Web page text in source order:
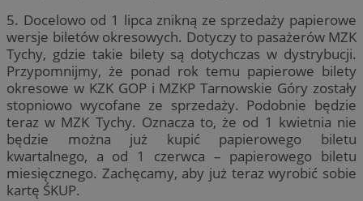
5. Docelowo od 1 lipca znikną ze sprzedaży papierowe
wersje biletów okresowych. Dotyczy to pasażerów MZK
Tychy, gdzie takie bilety są dotychczas w dystrybucji.
Przypomnijmy, że ponad rok temu papierowe bilety
okresowe w KZK GOP i MZKP Tarnowskie Góry zostały
stopniowo wycofane ze sprzedaży. Podobnie będzie
teraz w MZK Tychy. Oznacza to, że od 1 kwietnia nie
będzie można już kupić papierowego biletu
kwartalnego, a od 1 czerwca – papierowego biletu
miesięcznego. Zachęcamy, aby już teraz wyrobić sobie
kartę ŚKUP.